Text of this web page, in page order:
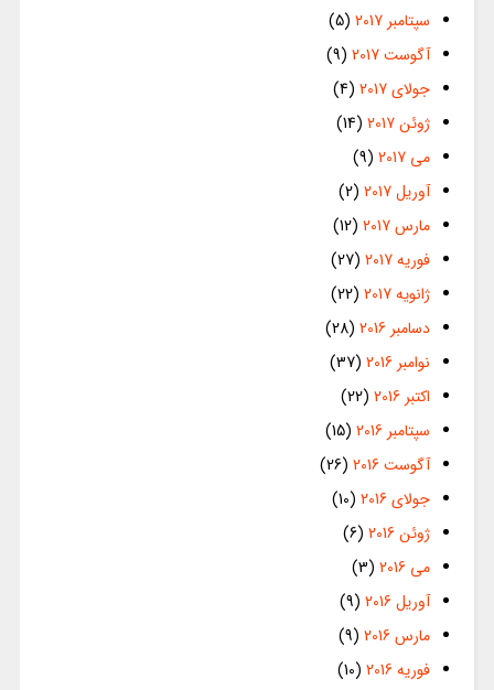
سپتامبر 2017
(5)
آگوست 2017
(9)
جولای 2017
(4)
ژوئن 2017
(14)
می 2017
(9)
آوریل 2017
(2)
مارس 2017
(12)
فوریه 2017
(27)
ژانویه 2017
(22)
دسامبر 2016
(28)
نوامبر 2016
(37)
اکتبر 2016
(22)
سپتامبر 2016
(15)
آگوست 2016
(26)
جولای 2016
(10)
ژوئن 2016
(6)
می 2016
(3)
آوریل 2016
(9)
مارس 2016
(9)
فوریه 2016
(10)